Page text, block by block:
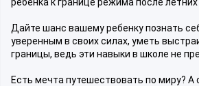
Дайте шанс вашему ребенку познать
уверенным в своих силах, уметь
границы, ведь эти навыки в школе не
Есть мечта путешествовать по миру? А